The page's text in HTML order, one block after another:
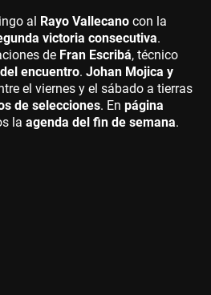
al Rayo Vallecano con la
victoria consecutiva.
de Fran Escribá, técnico
encuentro. Johan Mojica y
el viernes y el sábado a tierras
de selecciones. En página
la agenda del fin de semana.